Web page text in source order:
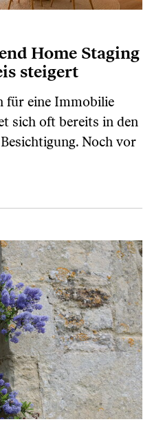
Home Staging
steigert
für eine Immobilie
sich oft bereits in den
Noch vor